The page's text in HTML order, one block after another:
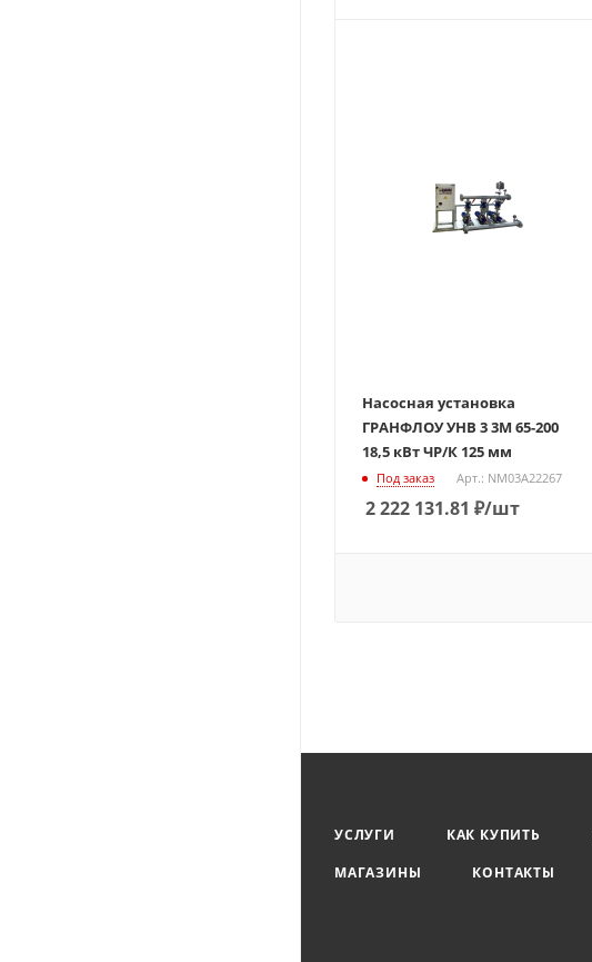
Насосная установка
ГРАНФЛОУ УНВ 3 3М 65-200
18,5 кВт ЧР/К 125 мм
Под заказ Арт.: NM03A22267
2 222 131.81 ₽/шт
УСЛУГИ КАК КУПИТЬ
МАГАЗИНЫ
КОНТАКТЫ